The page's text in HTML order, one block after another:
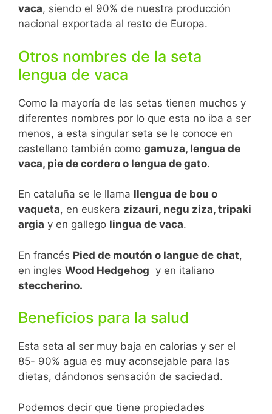
vaca, siendo el 90% de nuestra producción
nacional exportada al resto de Europa.
Otros nombres de la seta
lengua de vaca
Como la mayoría de las setas tienen muchos y
diferentes nombres por lo que esta no iba a ser
menos, a esta singular seta se le conoce en
castellano también como gamuza, lengua de
vaca, pie de cordero o lengua de gato.
En cataluña se le llama llengua de bou o
vaqueta, en euskera zizauri, negu ziza, tripaki
argia y en gallego lingua de vaca.
En francés Pied de moutón o langue de chat,
en ingles Wood Hedgehog y en italiano
steccherino.
Beneficios para la salud
Esta seta al ser muy baja en calorias y ser el
85- 90% agua es muy aconsejable para las
dietas, dándonos sensación de saciedad.
Podemos decir que tiene propiedades